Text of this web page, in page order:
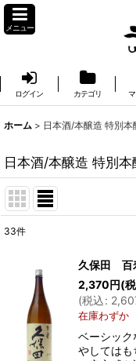
メニュー
ログイン カテゴリ
ホーム > 日本酒/本醸造 特別本
日本酒/本醸造 特別本
並び順
33件
久保田
2,370円(
(税込:
在庫わずか
ベーシッ
やしては